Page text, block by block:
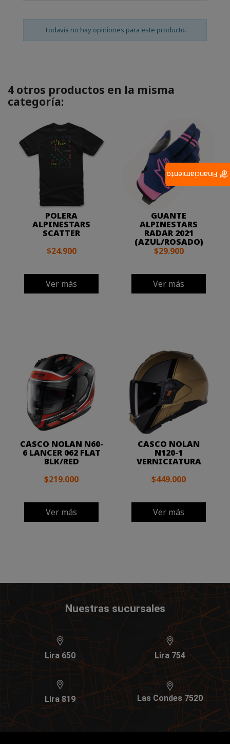
Todavía no hay opiniones para este producto.
4 otros productos en la misma
categoría:
POLERA
ALPINESTARS
SCATTER
$24.900
Ver más
GUANTE
ALPINESTARS
RADAR 2021
(AZUL/ROSADO)
$29.900
Ver más
CASCO NOLAN N60-
6 LANCER 062 FLAT
BLK/RED
$219.000
Ver más
CASCO NOLAN
N120-1
VERNICIATURA
$449.000
Ver más
Nuestras sucursales
Lira 650 Lira 754
Lira 819 Las Condes 7520
Financiamiento